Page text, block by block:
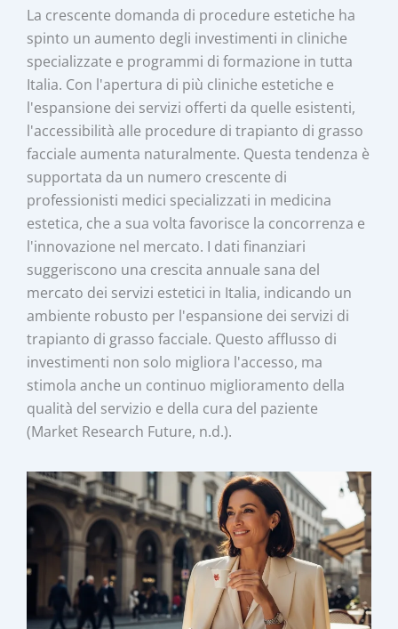
La crescente domanda di procedure estetiche ha
spinto un aumento degli investimenti in cliniche
specializzate e programmi di formazione in tutta
Italia. Con l'apertura di più cliniche estetiche e
l'espansione dei servizi offerti da quelle esistenti,
l'accessibilità alle procedure di trapianto di grasso
facciale aumenta naturalmente. Questa tendenza è
supportata da un numero crescente di
professionisti medici specializzati in medicina
estetica, che a sua volta favorisce la concorrenza e
l'innovazione nel mercato. I dati finanziari
suggeriscono una crescita annuale sana del
mercato dei servizi estetici in Italia, indicando un
ambiente robusto per l'espansione dei servizi di
trapianto di grasso facciale. Questo afflusso di
investimenti non solo migliora l'accesso, ma
stimola anche un continuo miglioramento della
qualità del servizio e della cura del paziente
(Market Research Future, n.d.).